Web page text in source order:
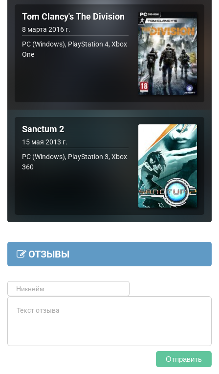
Tom Clancy's The Division
8 марта 2016 г.
PC (Windows), PlayStation 4, Xbox
One
Sanctum 2
15 мая 2013 г.
PC (Windows), PlayStation 3, Xbox
360
ОТЗЫВЫ
Отправить